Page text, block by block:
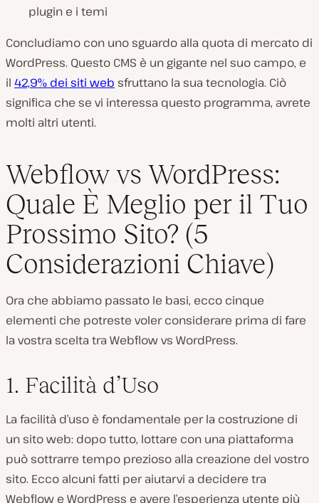
plugin e i temi
Concludiamo con uno sguardo alla quota di mercato di
WordPress. Questo CMS è un gigante nel suo campo, e
il 42,9% dei siti web sfruttano la sua tecnologia. Ciò
significa che se vi interessa questo programma, avrete
molti altri utenti.
Webflow vs WordPress:
Quale È Meglio per il Tuo
Prossimo Sito? (5
Considerazioni Chiave)
Ora che abbiamo passato le basi, ecco cinque
elementi che potreste voler considerare prima di fare
la vostra scelta tra Webflow vs WordPress.
1. Facilità d’Uso
La facilità d’uso è fondamentale per la costruzione di
un sito web: dopo tutto, lottare con una piattaforma
può sottrarre tempo prezioso alla creazione del vostro
sito. Ecco alcuni fatti per aiutarvi a decidere tra
Webflow e WordPress e avere l’esperienza utente più